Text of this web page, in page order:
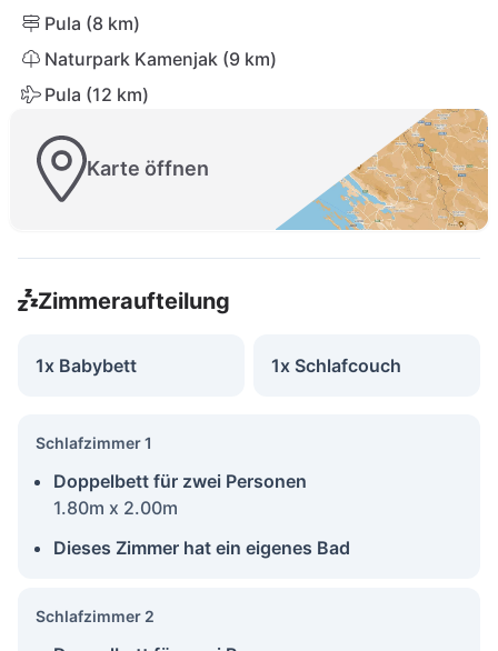
Pula (8 km)
Naturpark Kamenjak (9 km)
Pula (12 km)
Karte öffnen
Zimmeraufteilung
1x Babybett 1x Schlafcouch
Schlafzimmer 1
Doppelbett für zwei Personen
1.80m x 2.00m
Dieses Zimmer hat ein eigenes Bad
Schlafzimmer 2